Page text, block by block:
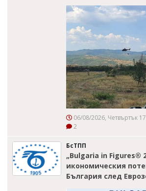
06/08/2026, Четвъртък
2
БсТПП
„Bulgaria in Figures®
икономическия
България след